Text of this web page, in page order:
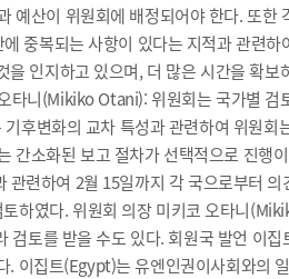
산이 위원회에 배정되어야 한다. 또
중복되는 사항이 있다는 지적과 관련
인지하고 있으며, 더 많은 시간을 확
니(Mikiko Otani): 위원회는 국가별
후변화의 교차 특성과 관련하여 위원
간소화된 보고 절차가 선택적으로 진
련하여 2월 15일까지 각 국으로부터
하였다. 위원회 의장 미키코 오타니
토를 받을 수도 있다. 회원국 발언 이
이집트(Egypt)는 유엔인권이사회와의